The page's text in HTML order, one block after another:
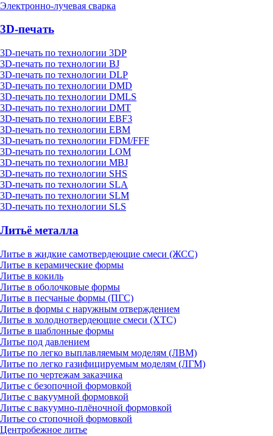
Электронно-лучевая сварка
3D-печать
3D-печать по технологии 3DP
3D-печать по технологии BJ
3D-печать по технологии DLP
3D-печать по технологии DMD
3D-печать по технологии DMLS
3D-печать по технологии DMT
3D-печать по технологии EBF3
3D-печать по технологии EBM
3D-печать по технологии FDM/FFF
3D-печать по технологии LOM
3D-печать по технологии MBJ
3D-печать по технологии SHS
3D-печать по технологии SLA
3D-печать по технологии SLM
3D-печать по технологии SLS
Литьё металла
Литье в жидкие самотвердеющие смеси (ЖСС)
Литье в керамические формы
Литье в кокиль
Литье в оболочковые формы
Литье в песчаные формы (ПГС)
Литье в формы с наружным отверждением
Литье в холоднотвердеющие смеси (ХТС)
Литье в шаблонные формы
Литье под давлением
Литье по легко выплавляемым моделям (ЛВМ)
Литье по легко газифицируемым моделям (ЛГМ)
Литье по чертежам заказчика
Литье с безопочной формовкой
Литье с вакуумной формовкой
Литье с вакуумно-плёночной формовкой
Литье со стопочной формовкой
Центробежное литье